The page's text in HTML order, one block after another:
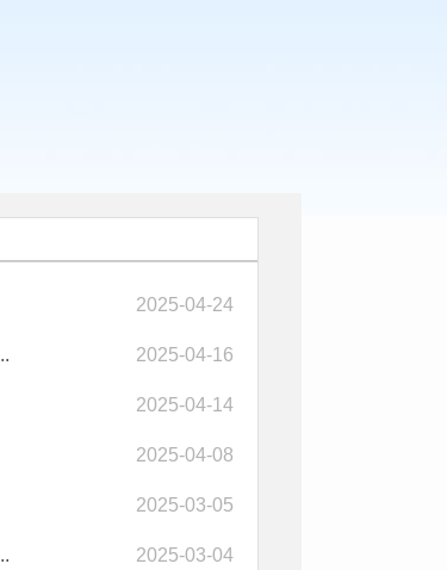
2025-04-24
2025-04-16
2025-04-14
2025-04-08
2025-03-05
2025-03-04